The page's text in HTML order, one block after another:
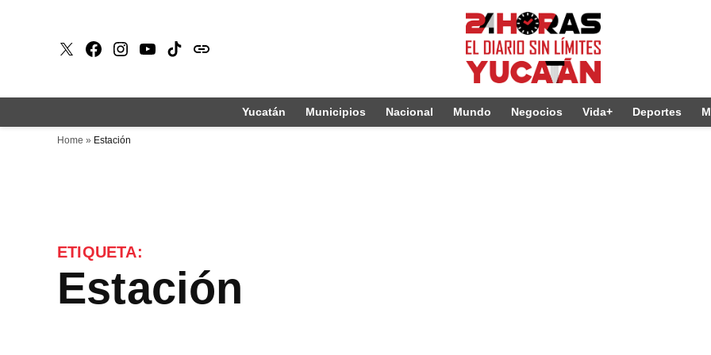
X Faceboook
Instagram
Youtube
Tiktokissuu
Yucatán Municipios Nacional Mundo Negocios Vida+ Deportes
Home » Estación
ETIQUETA:
Estación